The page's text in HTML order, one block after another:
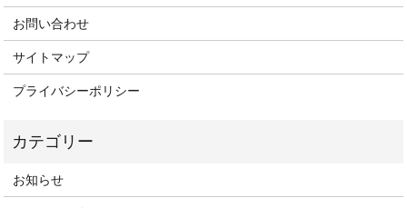
お問い合わせ
サイトマップ
プライバシーポリシー
お知らせ